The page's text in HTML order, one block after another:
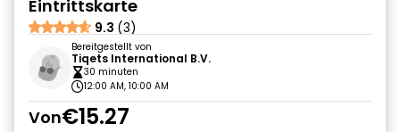
Eintrittskarte
9.3 (3)
Bereitgestellt von
Tiqets International B.V.
30 minuten
12:00 AM, 10:00 AM
Von€15.27